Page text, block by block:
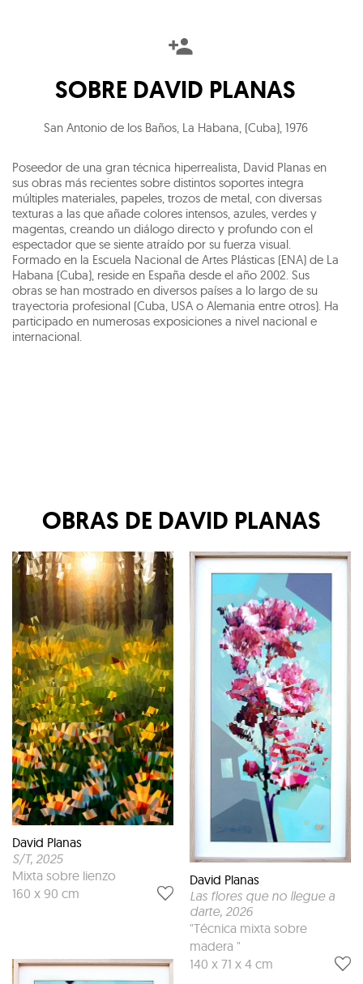
SOBRE DAVID PLANAS
San Antonio de los Baños, La Habana, (Cuba), 1976
Poseedor de una gran técnica hiperrealista, David Planas en
sus obras más recientes sobre distintos soportes integra
múltiples materiales, papeles, trozos de metal, con diversas
texturas a las que añade colores intensos, azules, verdes y
magentas, creando un diálogo directo y profundo con el
espectador que se siente atraído por su fuerza visual.
Formado en la Escuela Nacional de Artes Plásticas (ENA) de La
Habana (Cuba), reside en España desde el año 2002. Sus
obras se han mostrado en diversos países a lo largo de su
trayectoria profesional (Cuba, USA o Alemania entre otros). Ha
participado en numerosas exposiciones a nivel nacional e
internacional.
OBRAS DE DAVID PLANAS
David Planas
S/T, 2025
Mixta sobre lienzo
160 x 90 cm
David Planas
Las flores que no llegue a
darte, 2026
"Técnica mixta sobre
madera "
140 x 71 x 4 cm